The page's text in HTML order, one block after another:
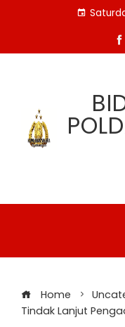
Home
Tindak Lanjut